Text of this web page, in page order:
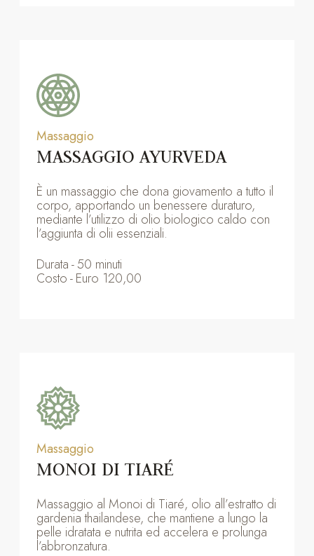
Massaggio
MASSAGGIO AYURVEDA
È un massaggio che dona giovamento a tutto il
corpo, apportando un benessere duraturo,
mediante l’utilizzo di olio biologico caldo con
l’aggiunta di olii essenziali.
Durata-50 minuti
Costo-Euro 120,00
Massaggio
MONOI DI TIARÉ
Massaggio al Monoi di Tiaré, olio all’estratto di
gardenia thailandese, che mantiene a lungo la
pelle idratata e nutrita ed accelera e prolunga
l’abbronzatura.